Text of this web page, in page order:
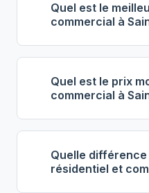
Quel est le
commercial à
Selon notre
Industriels
Antoine Lefebvre)
Saint-Sébastien.
19 ans
employés.
Quel est le prix
commercial à
À Saint-
en peinture
entre57 $ et 87 $
Quelle
résidentiel et